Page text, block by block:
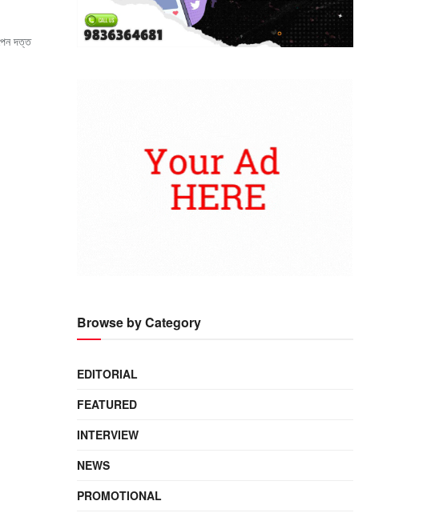
দত্ত
Browse by Category
EDITORIAL
FEATURED
INTERVIEW
NEWS
PROMOTIONAL